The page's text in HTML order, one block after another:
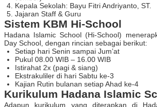
Kepala Sekolah: Bayu Fitri Andriyanto, ST.
Jajaran Staff & Guru
Sistem KBM Hi-School
Hadana Islamic School (Hi-School)
Day School, dengan rincian sebagai berikut:
Setiap hari Senin sampai Jum’at
Pukul 08.00 WIB – 16.00 WIB
Istirahat 2x (pagi & siang)
Ekstrakuliler di hari Sabtu ke-3
Kajian Rutin bulanan setiap Ahad ke-4
Kurikulum Hadana Islamic
Adapun kurikulum yang diterapkan di